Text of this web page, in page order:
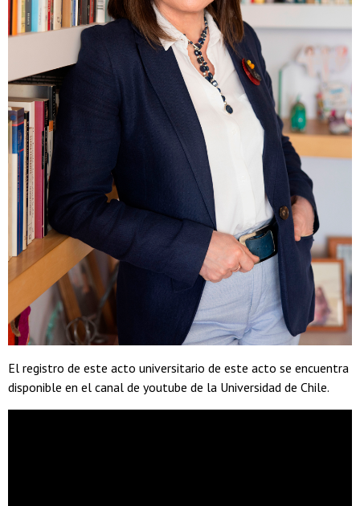
El registro de este acto universitario de este acto se encuentra
disponible en el canal de youtube de la Universidad de Chile.